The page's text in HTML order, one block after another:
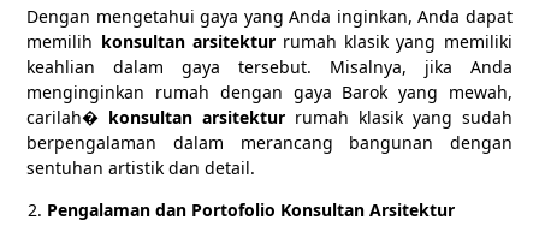
Dengan mengetahui gaya yang Anda inginkan, Anda dapat
memilih konsultan arsitekturrumah klasik yang memiliki
keahlian dalam gaya tersebut. Misalnya, jika Anda
menginginkan rumah dengan gaya Barok yang mewah,
carilah� konsultan arsitektur rumah klasik yang sudah
berpengalaman dalam merancang bangunan dengan
sentuhan artistik dan detail.
Pengalaman dan Portofolio Konsultan Arsitektur